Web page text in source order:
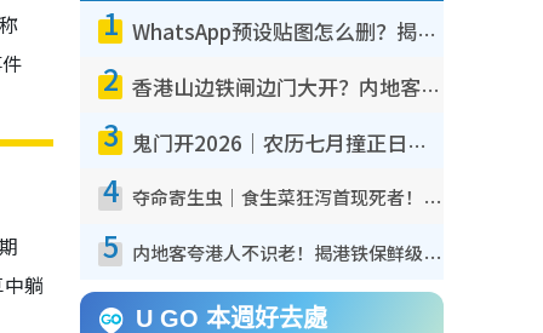
躺
1 WhatsApp预设贴图怎么删？揭秘1招“反向操作”还原简洁界面 附3步实测教程
2 香港山边铁闸边门大开？内地客困惑意义何在！网友神回复：这种叫法理性防御
3 鬼门开2026｜农历七月撞正日全食特别邪？专家警告切忌做一事！揭4大禁忌+2招保平安
4 夺命寄生虫｜食生菜狂泻首现死者！疫潮恶化录1.8万宗病例 揭洗菜3大谬误
5 内地客夸港人不识老！揭港铁保鲜级冷气 港人求放过：别投诉
U GO 本週好去處